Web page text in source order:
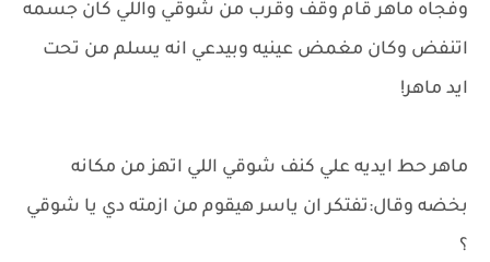
وفجاه ماهر قام وقف وقرب من شوقي واللي كان جسمه
اتنفض وكان مغمض عينيه وبيدعي انه يسلم من تحت
ايد ماهر!
ماهر حط ايديه علي كنف شوقي اللي اتهز من مكانه
بخضه وقال:تفتكر ان ياسر هيقوم من ازمته دي يا شوقي
؟